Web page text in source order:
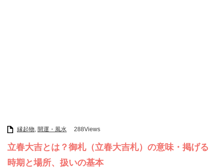
縁起物, 開運・風水 288Views
立春大吉とは？御札（立春大吉札）の意味・掲げる
時期と場所、扱いの基本